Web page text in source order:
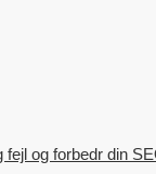
fejl og forbedr din